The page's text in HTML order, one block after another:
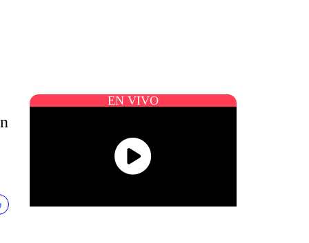
EN VIVO